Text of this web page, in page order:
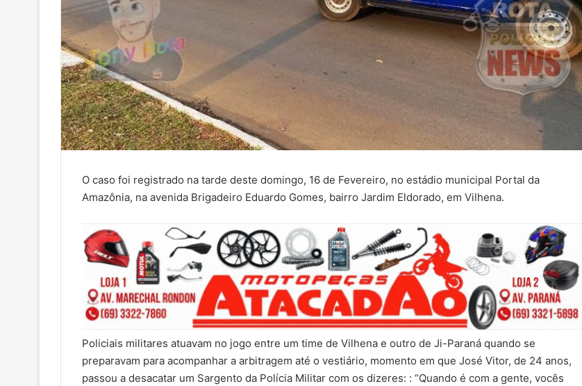
O caso foi registrado na tarde deste domingo, 16 de Fevereiro, no estádio municipal Portal da
Amazônia, na avenida Brigadeiro Eduardo Gomes, bairro Jardim Eldorado, em Vilhena.
Policiais militares atuavam no jogo entre um time de Vilhena e outro de Ji-Paraná quando se
preparavam para acompanhar a arbitragem até o vestiário, momento em que José Vitor, de 24 anos,
passou a desacatar um Sargento da Polícia Militar com os dizeres: : “Quando é com a gente, vocês